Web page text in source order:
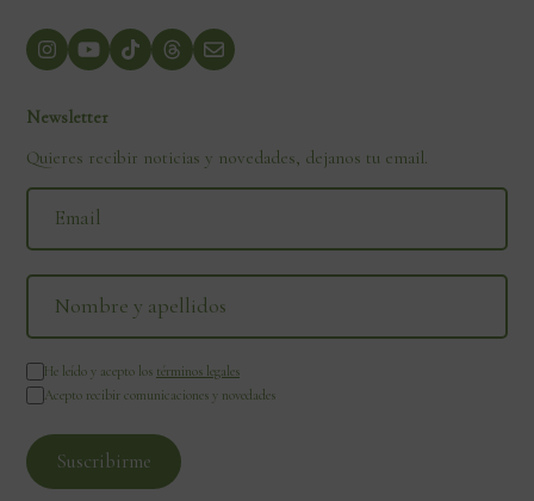
Newsletter
Quieres recibir noticias y novedades, dejanos tu email.
He leído y acepto los términos legales
Acepto recibir comunicaciones y novedades